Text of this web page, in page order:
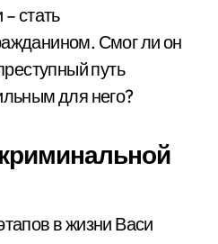
стать
Смог ли он
путь
для него?
в жизни Васи